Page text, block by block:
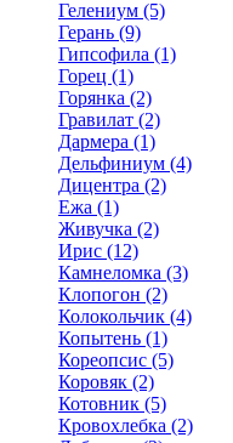
Гелениум (5)
Герань (9)
Гипсофила (1)
Горец (1)
Горянка (2)
Гравилат (2)
Дармера (1)
Дельфиниум (4)
Дицентра (2)
Ежа (1)
Живучка (2)
Ирис (12)
Камнеломка (3)
Клопогон (2)
Колокольчик (4)
Копытень (1)
Кореопсис (5)
Коровяк (2)
Котовник (5)
Кровохлебка (2)